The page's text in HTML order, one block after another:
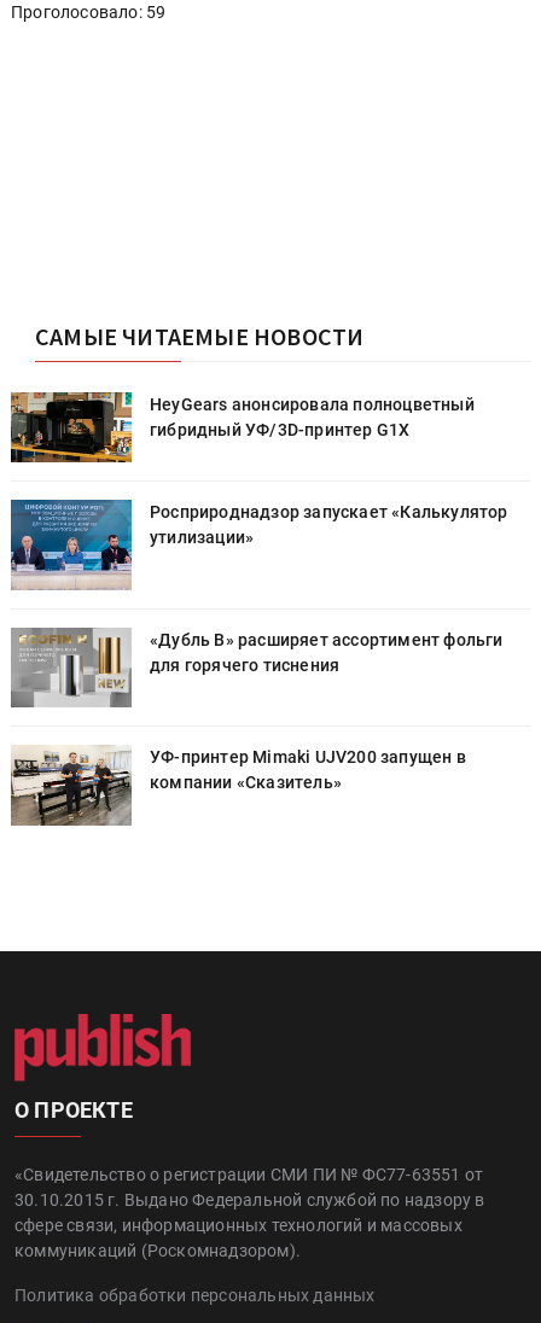
Проголосовало: 59
САМЫЕ ЧИТАЕМЫЕ НОВОСТИ
HeyGears анонсировала полноцветный
гибридный УФ/3D-принтер G1X
Росприроднадзор запускает «Калькулятор
утилизации»
«Дубль В» расширяет ассортимент фольги
для горячего тиснения
УФ-принтер Mimaki UJV200 запущен в
компании «Сказитель»
О ПРОЕКТЕ
«Свидетельство о регистрации СМИ ПИ № ФС77-63551 от
30.10.2015 г. Выдано Федеральной службой по надзору в
сфере связи, информационных технологий и массовых
коммуникаций (Роскомнадзором).
Политика обработки персональных данных